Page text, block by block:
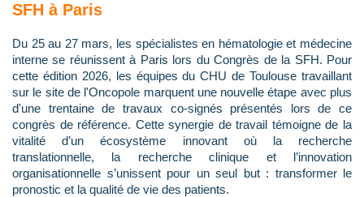
SFH à Paris
Du 25 au 27 mars, les spécialistes en hématologie et médecine
interne se réunissent à Paris lors du Congrès de la SFH. Pour
cette édition 2026, les équipes du CHU de Toulouse travaillant
sur le site de l'Oncopole marquent une nouvelle étape avec plus
d'une trentaine de travaux co-signés présentés lors de ce
congrès de référence. Cette synergie de travail témoigne de la
vitalité d’un écosystème innovant où la recherche
translationnelle, la recherche clinique et l’innovation
organisationnelle s’unissent pour un seul but : transformer le
pronostic et la qualité de vie des patients.